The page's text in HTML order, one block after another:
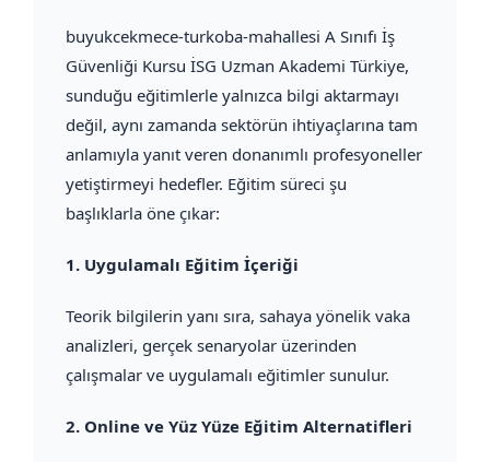
buyukcekmece-turkoba-mahallesi A Sınıfı İş
Güvenliği Kursu İSG Uzman Akademi Türkiye,
sunduğu eğitimlerle yalnızca bilgi aktarmayı
değil, aynı zamanda sektörün ihtiyaçlarına tam
anlamıyla yanıt veren donanımlı profesyoneller
yetiştirmeyi hedefler. Eğitim süreci şu
başlıklarla öne çıkar:
1. Uygulamalı Eğitim İçeriği
Teorik bilgilerin yanı sıra, sahaya yönelik vaka
analizleri, gerçek senaryolar üzerinden
çalışmalar ve uygulamalı eğitimler sunulur.
2. Online ve Yüz Yüze Eğitim Alternatifleri